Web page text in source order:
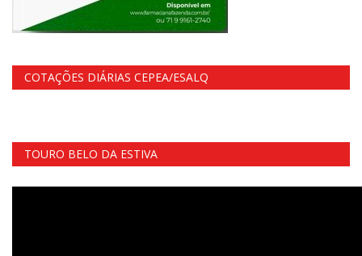
COTAÇÕES DIÁRIAS CEPEA/ESALQ
TOURO BELO DA ESTIVA